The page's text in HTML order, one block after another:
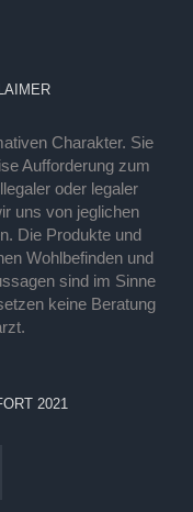
Charakter. Sie
Aufforderung zum
oder legaler
uns von jeglichen
Die Produkte und
Wohlbefinden und
sind im Sinne
keine Beratung
2021